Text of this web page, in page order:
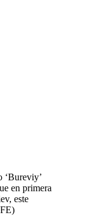
‘Bureviy’
en primera
este